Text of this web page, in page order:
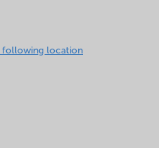
following location